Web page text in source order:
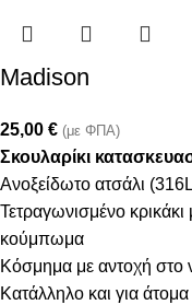
Madison
25,00 € (με ΦΠΑ)
Σκουλαρίκι
Ανοξείδωτο ατσάλι
Τετραγωνισμένο
κούμπωμα
Κόσμημα με αντοχή στο
Κατάλληλο και για άτομα